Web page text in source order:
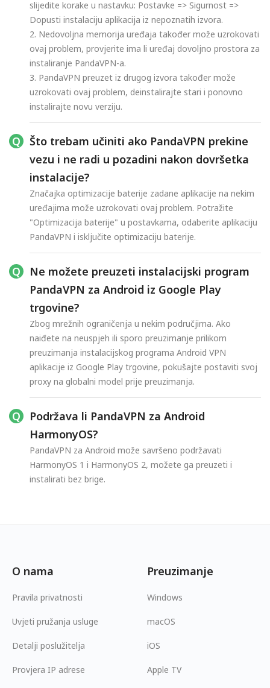
slijedite korake u nastavku: Postavke => Sigurnost =>
Dopusti instalaciju aplikacija iz nepoznatih izvora.
2. Nedovoljna memorija uređaja također može uzrokovati
ovaj problem, provjerite ima li uređaj dovoljno prostora za
instaliranje PandaVPN-a.
3. PandaVPN preuzet iz drugog izvora također može
uzrokovati ovaj problem, deinstalirajte stari i ponovno
instalirajte novu verziju.
Što trebam učiniti ako PandaVPN prekine
vezu i ne radi u pozadini nakon dovršetka
instalacije?
Značajka optimizacije baterije zadane aplikacije na nekim
uređajima može uzrokovati ovaj problem. Potražite
"Optimizacija baterije" u postavkama, odaberite aplikaciju
PandaVPN i isključite optimizaciju baterije.
Ne možete preuzeti instalacijski program
PandaVPN za Android iz Google Play
trgovine?
Zbog mrežnih ograničenja u nekim područjima. Ako
naiđete na neuspjeh ili sporo preuzimanje prilikom
preuzimanja instalacijskog programa Android VPN
aplikacije iz Google Play trgovine, pokušajte postaviti svoj
proxy na globalni model prije preuzimanja.
Podržava li PandaVPN za Android
HarmonyOS?
PandaVPN za Android može savršeno podržavati
HarmonyOS 1 i HarmonyOS 2, možete ga preuzeti i
instalirati bez brige.
O nama
Pravila privatnosti
Uvjeti pružanja usluge
Detalji poslužitelja
Provjera IP adrese
Preuzimanje
Windows
macOS
iOS
Apple TV